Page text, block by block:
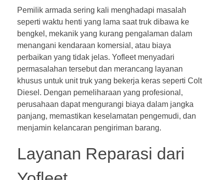
Pemilik armada sering kali menghadapi masalah
seperti waktu henti yang lama saat truk dibawa ke
bengkel, mekanik yang kurang pengalaman dalam
menangani kendaraan komersial, atau biaya
perbaikan yang tidak jelas. Yofleet menyadari
permasalahan tersebut dan merancang layanan
khusus untuk unit truk yang bekerja keras seperti Colt
Diesel. Dengan pemeliharaan yang profesional,
perusahaan dapat mengurangi biaya dalam jangka
panjang, memastikan keselamatan pengemudi, dan
menjamin kelancaran pengiriman barang.
Layanan Reparasi dari